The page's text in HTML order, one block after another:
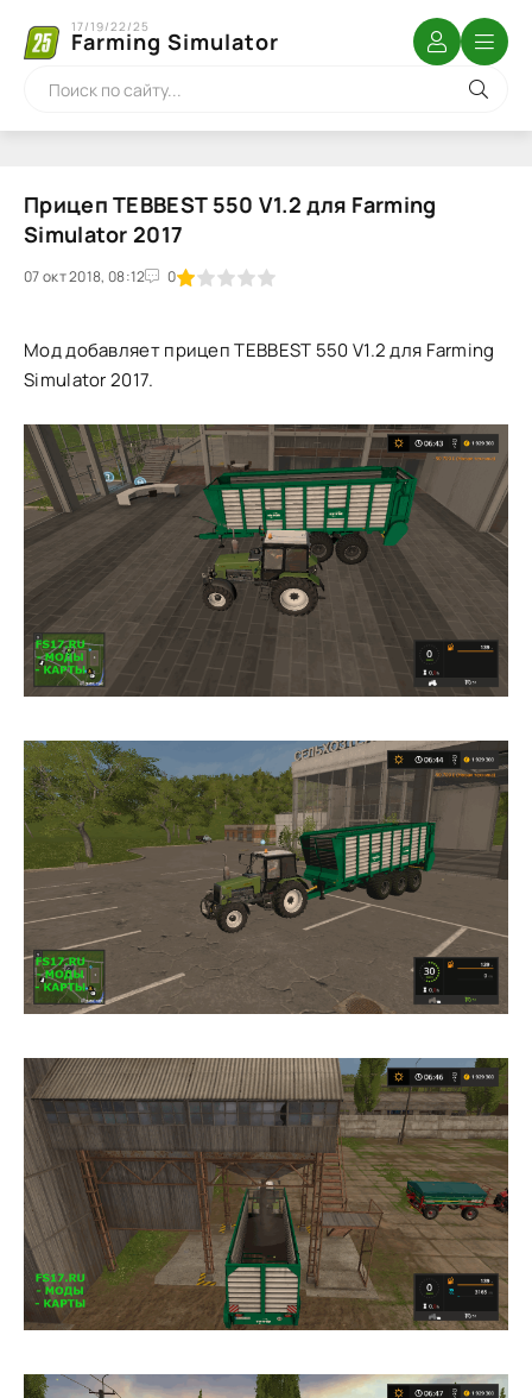
Farming Simulator
17/19/22/25
Прицеп TEBBEST 550 V1.2 для Farming
Simulator 2017
07 окт 2018, 08:12 0
1 2 3 4 5
Мод добавляет прицеп TEBBEST 550 V1.2 для Farming
Simulator 2017.